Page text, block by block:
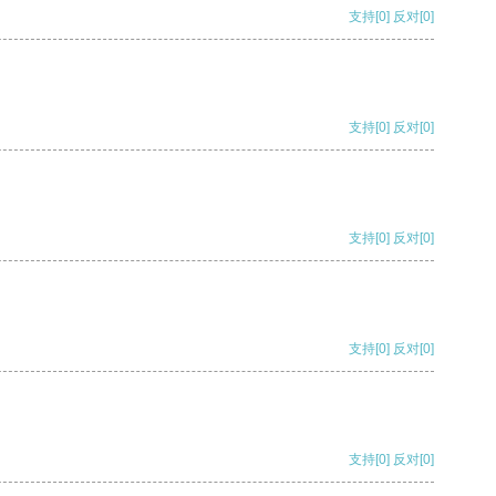
支持[0] 反对[0]
支持[0] 反对[0]
支持[0] 反对[0]
支持[0] 反对[0]
支持[0] 反对[0]